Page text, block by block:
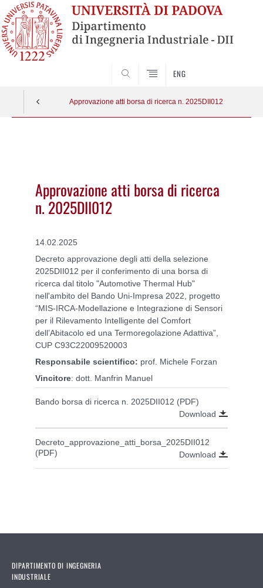
ENG
Approvazione atti borsa di ricerca n. 2025DII012
Approvazione atti borsa di ricerca
n. 2025DII012
14.02.2025
Decreto approvazione degli atti della selezione
2025DII012 per il conferimento di una borsa di
ricerca dal titolo "Automotive Thermal Hub"
nell'ambito del Bando Uni-Impresa 2022, progetto
“MIS-IRCA-Modellazione e Integrazione di Sensori
per il Rilevamento Intelligente del Comfort
dell’Abitacolo ed una Termoregolazione Adattiva”,
CUP C93C22009520003
Responsabile scientifico: prof. Michele Forzan
Vincitore: dott. Manfrin Manuel
Bando borsa di ricerca n. 2025DII012 (PDF)
Download
Decreto_approvazione_atti_borsa_2025DII012
(PDF)
Download
DIPARTIMENTO DI INGEGNERIA
INDUSTRIALE